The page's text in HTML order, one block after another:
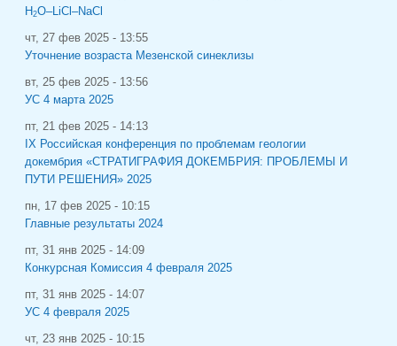
H2O–LiCl–NaCl
чт, 27 фев 2025 - 13:55
Уточнение возраста Мезенской синеклизы
вт, 25 фев 2025 - 13:56
УС 4 марта 2025
пт, 21 фев 2025 - 14:13
IХ Российская конференция по проблемам геологии
докембрия «СТРАТИГРАФИЯ ДОКЕМБРИЯ: ПРОБЛЕМЫ И
ПУТИ РЕШЕНИЯ» 2025
пн, 17 фев 2025 - 10:15
Главные результаты 2024
пт, 31 янв 2025 - 14:09
Конкурсная Комиссия 4 февраля 2025
пт, 31 янв 2025 - 14:07
УС 4 февраля 2025
чт, 23 янв 2025 - 10:15